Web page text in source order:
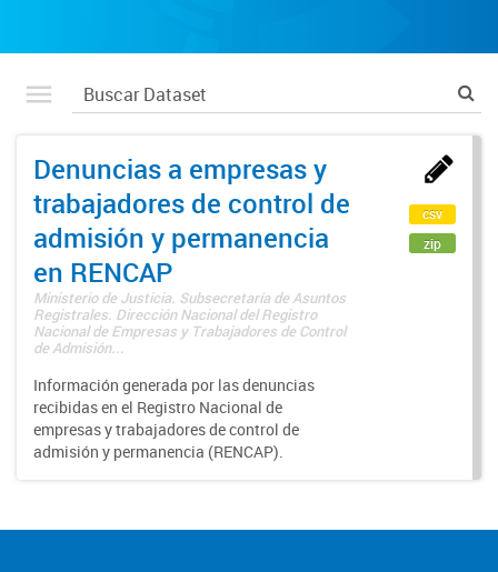
Denuncias a empresas y
trabajadores de control de
admisión y permanencia
en RENCAP
Ministerio de Justicia. Subsecretaría de Asuntos
Registrales. Dirección Nacional del Registro
Nacional de Empresas y Trabajadores de Control
de Admisión...
Información generada por las denuncias
recibidas en el Registro Nacional de
empresas y trabajadores de control de
admisión y permanencia (RENCAP).
csv
zip